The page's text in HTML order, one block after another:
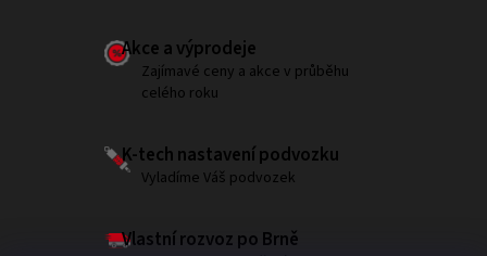
Akce a výprodeje
Zajímavé ceny a akce v průběhu
celého roku
K-tech nastavení podvozku
Vyladíme Váš podvozek
Vlastní rozvoz po Brně